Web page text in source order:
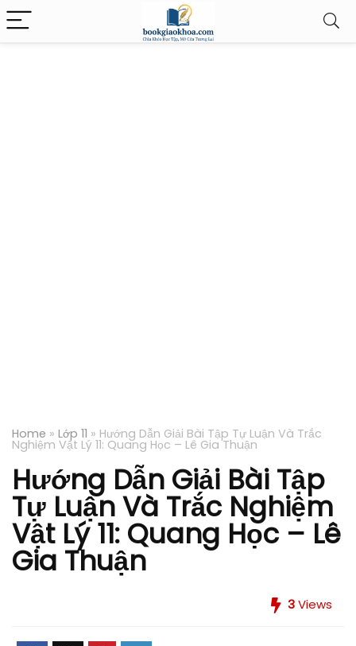
Home » Lớp 11 » Hướng Dẫn Giải Bài Tập Tự Luận Và Trắc
Nghiệm Vật Lý 11: Quang Học – Lê Gia Thuận
Hướng Dẫn Giải Bài Tập
Tự Luận Và Trắc Nghiệm
Vật Lý 11: Quang Học – Lê
Gia Thuận
3Views